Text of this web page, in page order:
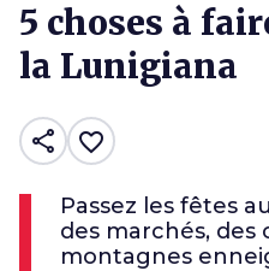
5 choses à
la Lunigiana
share favorite_border
Passez les fêtes
des marchés, des
montagnes